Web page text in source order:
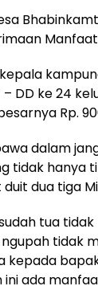
Manfaat
DD ke 24
Rp.
dalam
tidak hanya
dua tiga
tua
tidak
kepada
ada